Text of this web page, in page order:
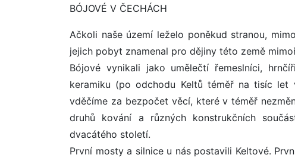
BÓJOVÉ V ČECHÁCH
Ačkoli naše území leželo poněkud stranou,
jejich pobyt znamenal pro dějiny této země
Bójové vynikali jako umělečtí řemeslníci,
keramiku (po odchodu Keltů téměř na tisíc
vděčíme za bezpočet věcí, které v téměř
druhů kování a různých konstrukčních
dvacátého století.
První mosty a silnice u nás postavili Keltové.